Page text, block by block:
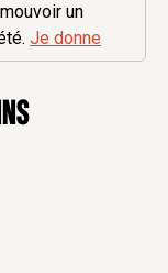
un
Je donne